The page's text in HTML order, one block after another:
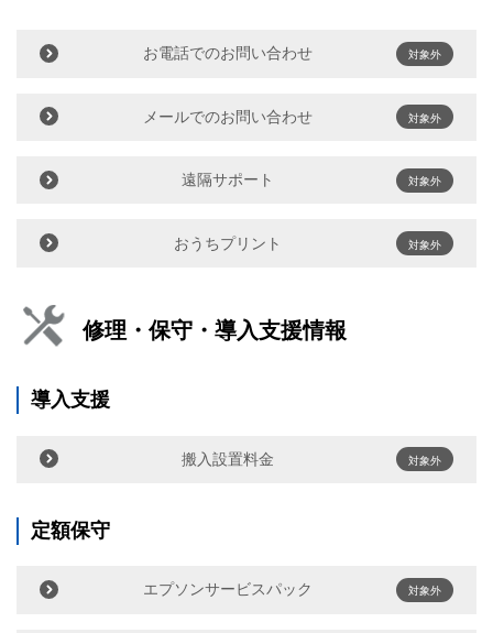
お電話でのお問い合わせ 対象外
メールでのお問い合わせ 対象外
遠隔サポート 対象外
おうちプリント 対象外
修理・保守・導入支援情報
導入支援
搬入設置料金 対象外
定額保守
エプソンサービスパック 対象外